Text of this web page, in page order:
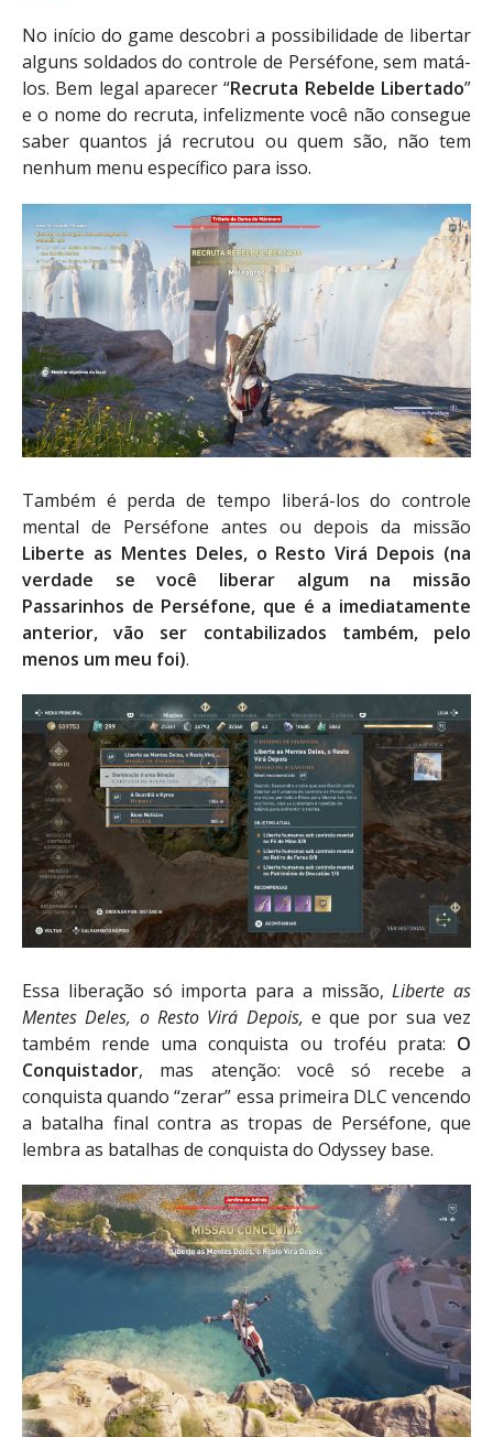
No início do game descobri a possibilidade de libertar
alguns soldados do controle de Perséfone, sem matá-
los. Bem legal aparecer “Recruta Rebelde Libertado”
e o nome do recruta, infelizmente você não consegue
saber quantos já recrutou ou quem são, não tem
nenhum menu específico para isso.
Também é perda de tempo liberá-los do controle
mental de Perséfone antes ou depois da missão
Liberte as Mentes Deles, o Resto Virá Depois (na
verdade se você liberar algum na missão
Passarinhos de Perséfone, que é a imediatamente
anterior, vão ser contabilizados também, pelo
menos um meu foi).
Essa liberação só importa para a missão,Liberte as
Mentes Deles, o Resto Virá Depois, e que por sua vez
também rende uma conquista ou troféu prata: O
Conquistador, mas atenção: você só recebe a
conquista quando “zerar” essa primeira DLC vencendo
a batalha final contra as tropas de Perséfone, que
lembra as batalhas de conquista do Odyssey base.